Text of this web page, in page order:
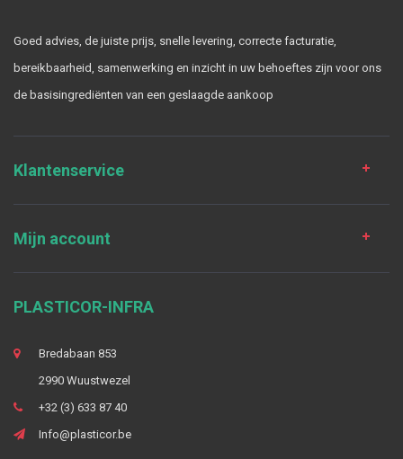
Goed advies, de juiste prijs, snelle levering, correcte facturatie,
bereikbaarheid, samenwerking en inzicht in uw behoeftes zijn voor ons
de basisingrediënten van een geslaagde aankoop
Klantenservice
Mijn account
PLASTICOR-INFRA
Bredabaan 853
2990 Wuustwezel
+32 (3) 633 87 40
Info@plasticor.be